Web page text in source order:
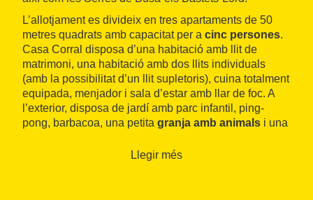
L’allotjament es divideix en tres apartaments de 50
metres quadrats amb capacitat per a cinc persones.
Casa Corral disposa d’una habitació amb llit de
matrimoni, una habitació amb dos llits individuals
(amb la possibilitat d’un llit supletoris), cuina totalment
equipada, menjador i sala d’estar amb llar de foc. A
l’exterior, disposa de jardí amb parc infantil, ping-
pong, barbacoa, una petita granja amb animals i una
Llegir més